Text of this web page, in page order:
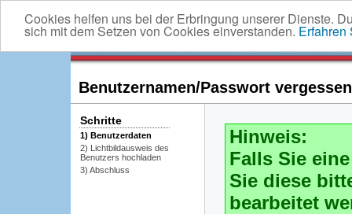
Cookies helfen uns bei der Erbringung unserer Dienste.
sich mit dem Setzen von Cookies einverstanden. Erfahren
Benutzernamen/Passwort
Schritte
1) Benutzerdaten
2) Lichtbildausweis des
Benutzers hochladen
3) Abschluss
Hinweis:
Falls Sie
Sie diese
bearbeitet